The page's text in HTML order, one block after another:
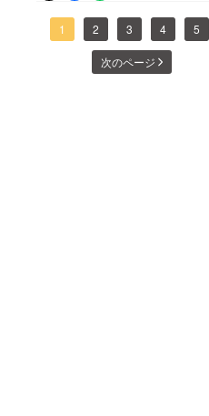
の整備も、皆さんのお力を
借りながら、一歩ずつ前に
進んでいきたいと考えてい
ます！うみらぼと一緒に、
す！クラファン開始時に即
完売してしまった牡蠣プラ
ンも、今なら追加分をご購
ンディング期間も、残り3日
となりました。ネクスト
ゴール『150万円』、支援
1 2 3 4 5
次のページ